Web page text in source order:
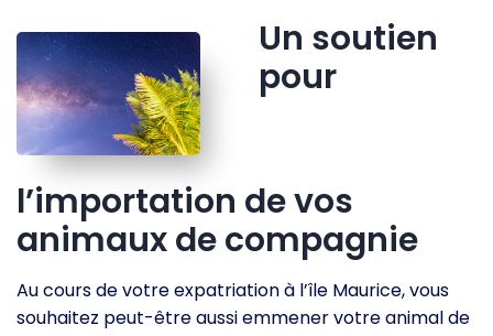
Un soutien
pour
l’importation de vos
animaux de compagnie
Au cours de votre expatriation à l’île Maurice, vous
souhaitez peut-être aussi emmener votre animal de